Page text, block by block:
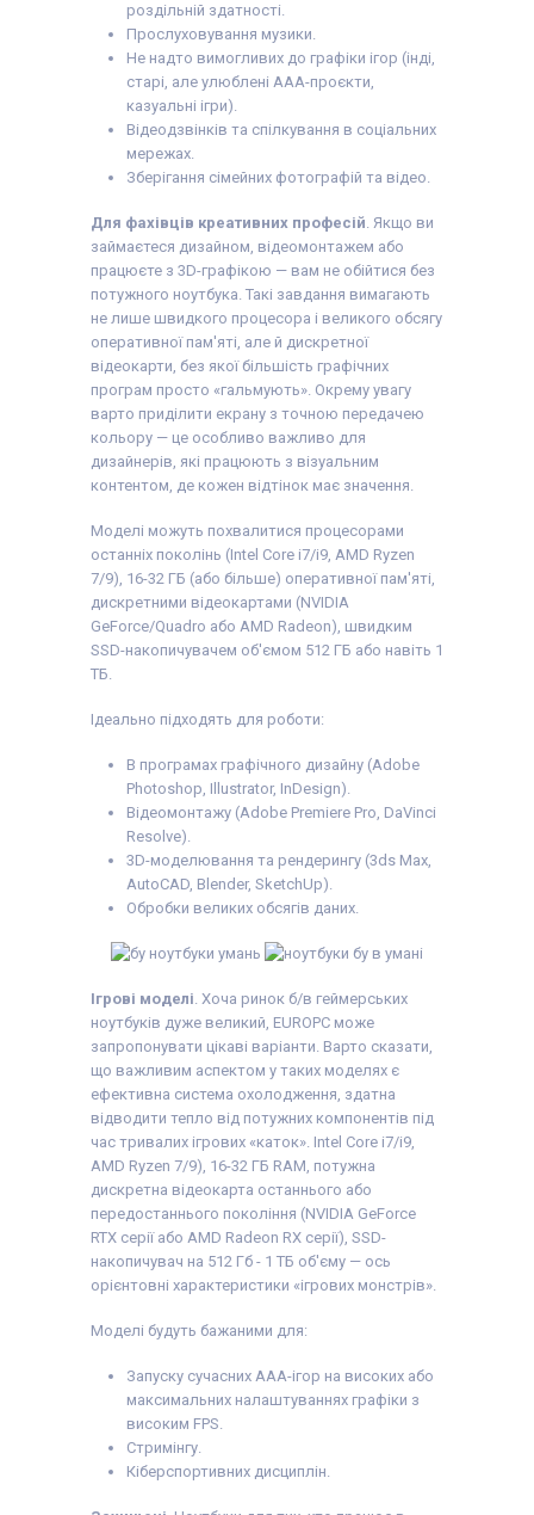
роздільній здатності.
Прослуховування музики.
Не надто вимогливих до графіки ігор (інді,
старі, але улюблені AAA-проєкти,
казуальні ігри).
Відеодзвінків та спілкування в соціальних
мережах.
Зберігання сімейних фотографій та відео.
Для фахівців креативних професій. Якщо ви
займаєтеся дизайном, відеомонтажем або
працюєте з 3D-графікою — вам не обійтися без
потужного ноутбука. Такі завдання вимагають
не лише швидкого процесора і великого обсягу
оперативної пам'яті, але й дискретної
відеокарти, без якої більшість графічних
програм просто «гальмують». Окрему увагу
варто приділити екрану з точною передачею
кольору — це особливо важливо для
дизайнерів, які працюють з візуальним
контентом, де кожен відтінок має значення.
Моделі можуть похвалитися процесорами
останніх поколінь (Intel Core i7/i9, AMD Ryzen
7/9), 16-32 ГБ (або більше) оперативної пам'яті,
дискретними відеокартами (NVIDIA
GeForce/Quadro або AMD Radeon), швидким
SSD-накопичувачем об'ємом 512 ГБ або навіть 1
ТБ.
Ідеально підходять для роботи:
В програмах графічного дизайну (Adobe
Photoshop, Illustrator, InDesign).
Відеомонтажу (Adobe Premiere Pro, DaVinci
Resolve).
3D-моделювання та рендерингу (3ds Max,
AutoCAD, Blender, SketchUp).
Обробки великих обсягів даних.
Ігрові моделі. Хоча ринок б/в геймерських
ноутбуків дуже великий, EUROPC може
запропонувати цікаві варіанти. Варто сказати,
що важливим аспектом у таких моделях є
ефективна система охолодження, здатна
відводити тепло від потужних компонентів під
час тривалих ігрових «каток». Intel Core i7/i9,
AMD Ryzen 7/9), 16-32 ГБ RAM, потужна
дискретна відеокарта останнього або
передостаннього покоління (NVIDIA GeForce
RTX серії або AMD Radeon RX серії), SSD-
накопичувач на 512 Гб - 1 ТБ об'єму — ось
орієнтовні характеристики «ігрових монстрів».
Моделі будуть бажаними для:
Запуску сучасних AAA-ігор на високих або
максимальних налаштуваннях графіки з
високим FPS.
Стримінгу.
Кіберспортивних дисциплін.